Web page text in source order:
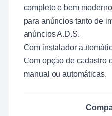
completo e bem
para anúncios tanto de
anúncios A.D.S.
Com instalador
Com opção de cadastro
manual ou automáticas.